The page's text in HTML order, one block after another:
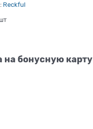
: Reckful
на бонусную карту